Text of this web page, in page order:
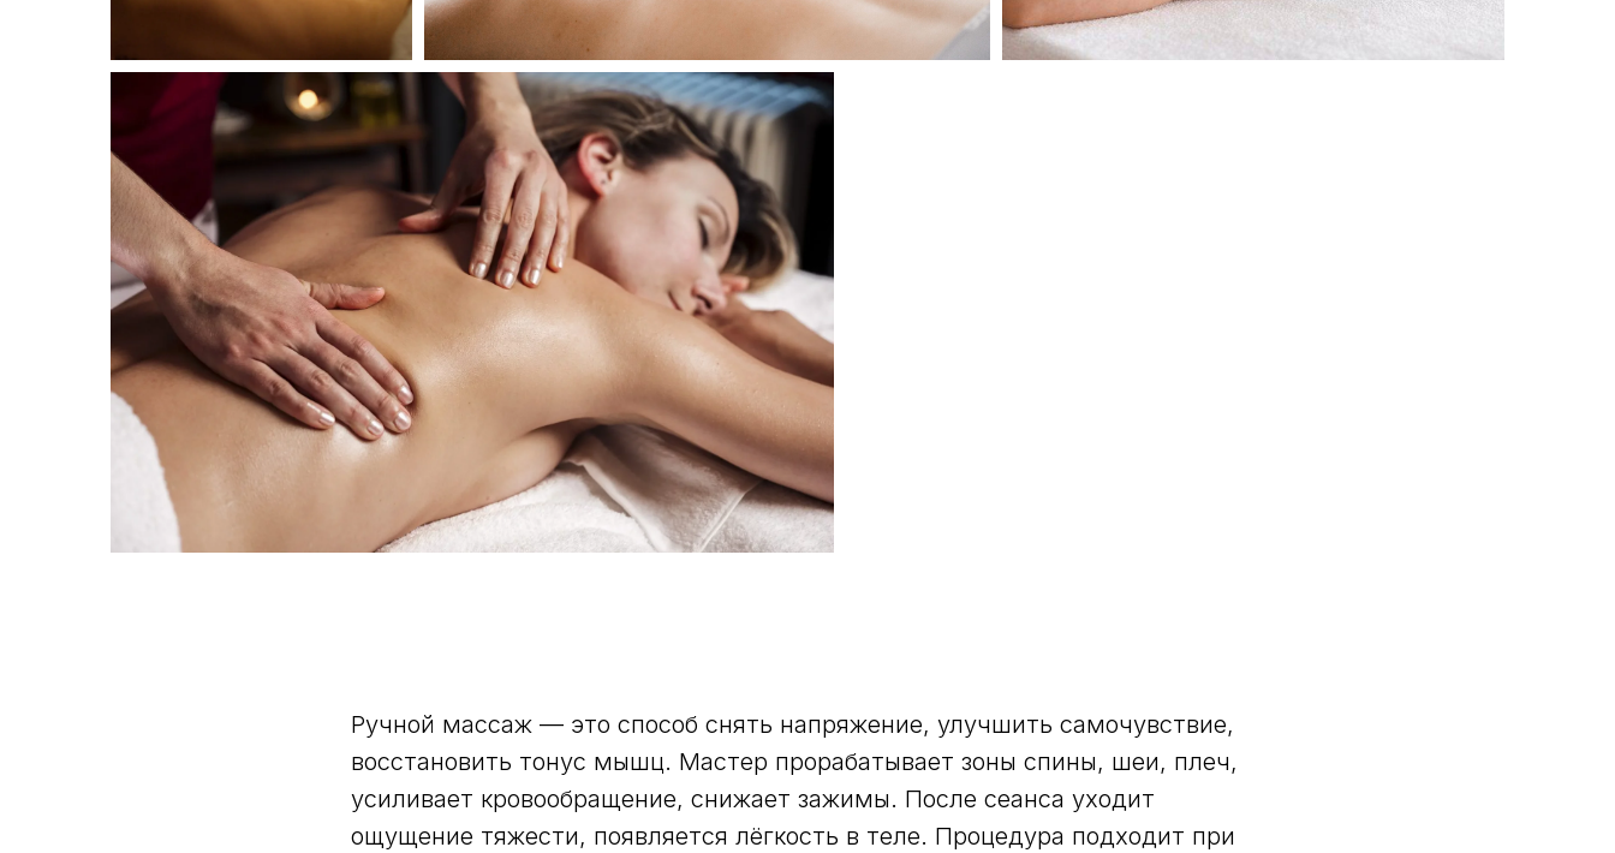
Ручной массаж — это способ снять напряжение, улучшить самочувствие,
восстановить тонус мышц. Мастер прорабатывает зоны спины, шеи, плеч,
усиливает кровообращение, снижает зажимы. После сеанса уходит
ощущение тяжести, появляется лёгкость в теле. Процедура подходит при